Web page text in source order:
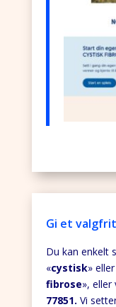
Gi et
Du kan enkelt
«cystisk»
fibrose», eller
77851. Vi